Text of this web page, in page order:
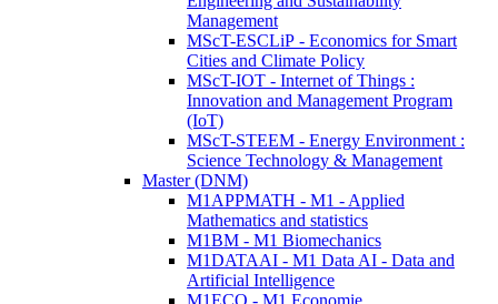
Management
MScT-ESCLiP - Economics for Smart
Cities and Climate Policy
MScT-IOT - Internet of Things :
Innovation and Management Program
(IoT)
MScT-STEEM - Energy Environment :
Science Technology & Management
Master (DNM)
M1APPMATH - M1 - Applied
Mathematics and statistics
M1BM - M1 Biomechanics
M1DATAAI - M1 Data AI - Data and
Artificial Intelligence
M1ECO - M1 Economie